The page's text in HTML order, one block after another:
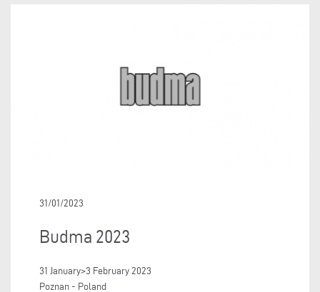
31/01/2023
Budma 2023
31 January>3 February 2023
Poznan - Poland